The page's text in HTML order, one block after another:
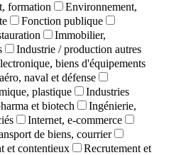
formation
Environnement,
Fonction publique
Immobilier,
Industrie / production autres
biens d'équipements
naval et défense
plastique
Industries
et biotech
Ingénierie,
Internet, e-commerce
de biens, courrier
et contentieux
Recrutement et